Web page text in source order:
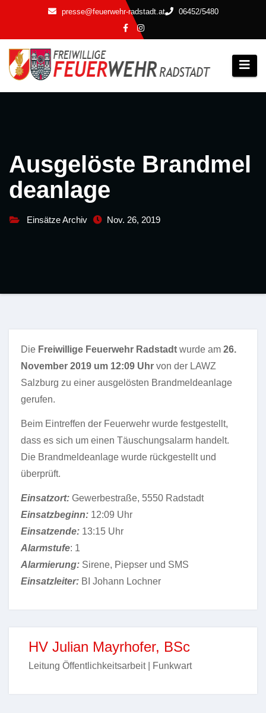
springen
presse@feuerwehr-radstadt.at 06452/5480
Ausgelöste Brandmel
deanlage
Einsätze Archiv Nov. 26, 2019
Die Freiwillige Feuerwehr Radstadt wurde am 26.
November 2019 um 12:09 Uhr von der LAWZ
Salzburg zu einer ausgelösten Brandmeldeanlage
gerufen.
Beim Eintreffen der Feuerwehr wurde festgestellt,
dass es sich um einen Täuschungsalarm handelt.
Die Brandmeldeanlage wurde rückgestellt und
überprüft.
Einsatzort: Gewerbestraße, 5550 Radstadt
Einsatzbeginn: 12:09 Uhr
Einsatzende: 13:15 Uhr
Alarmstufe: 1
Alarmierung: Sirene, Piepser und SMS
Einsatzleiter: BI Johann Lochner
HV Julian Mayrhofer, BSc
Leitung Öffentlichkeitsarbeit | Funkwart